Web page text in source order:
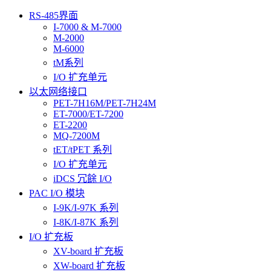
RS-485界面
I-7000 & M-7000
M-2000
M-6000
tM系列
I/O 扩充单元
以太网络接口
PET-7H16M/PET-7H24M
ET-7000/ET-7200
ET-2200
MQ-7200M
tET/tPET 系列
I/O 扩充单元
iDCS 冗餘 I/O
PAC I/O 模块
I-9K/I-97K 系列
I-8K/I-87K 系列
I/O 扩充板
XV-board 扩充板
XW-board 扩充板